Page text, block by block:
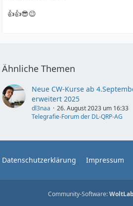
👍👍😎😉
Ähnliche Themen
Neue CW-Kurse ab
erweitert 2025
dl3naa
26. August 2023 um 16:33
Telegrafie-Forum der DL-QRP-AG
Datenschutzerklärung Impressum
Community-Software: